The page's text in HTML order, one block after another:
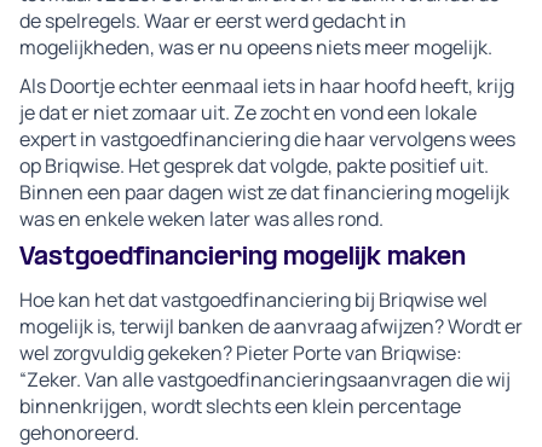
de spelregels. Waar er eerst werd gedacht in
mogelijkheden, was er nu opeens niets meer mogelijk.
Als Doortje echter eenmaal iets in haar hoofd heeft, krijg
je dat er niet zomaar uit. Ze zocht en vond een lokale
expert in vastgoedfinanciering die haar vervolgens wees
op Briqwise. Het gesprek dat volgde, pakte positief uit.
Binnen een paar dagen wist ze dat financiering mogelijk
was en enkele weken later was alles rond.
Vastgoedfinanciering mogelijk maken
Hoe kan het dat vastgoedfinanciering bij Briqwise wel
mogelijk is, terwijl banken de aanvraag afwijzen? Wordt er
wel zorgvuldig gekeken? Pieter Porte van Briqwise:
“Zeker. Van alle vastgoedfinancieringsaanvragen die wij
binnenkrijgen, wordt slechts een klein percentage
gehonoreerd.